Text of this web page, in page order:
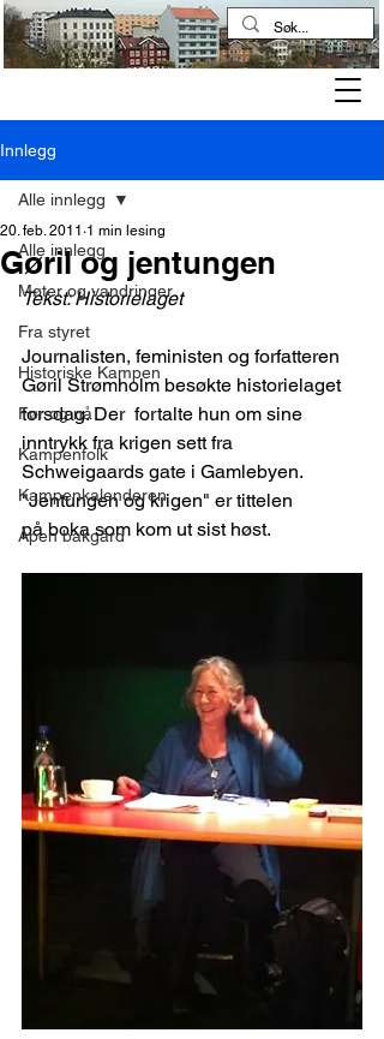
Innlegg
Alle innlegg
Møter og vandringer
Fra styret
Historiske Kampen
Før og nå
Kampenfolk
Kampenkalenderen
Åpen bakgård
Alle innlegg
Gøril og jentungen
20. feb. 2011 1 min lesing
Tekst: Historielaget
Journalisten, feministen og forfatteren
Gøril Strømholm besøkte historielaget
torsdag. Der  fortalte hun om sine
inntrykk fra krigen sett fra
Schweigaards gate i Gamlebyen.
"Jentungen og krigen" er tittelen
på boka som kom ut sist høst.